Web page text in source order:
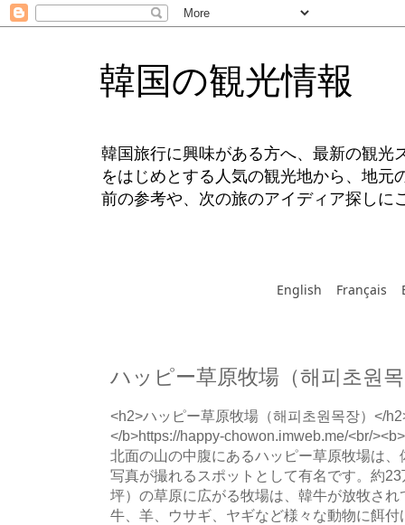
韓国の観光情報
韓国旅行に興味がある方へ、最新の観光
をはじめとする人気の観光地から、地
前の参考や、次の旅のアイディア探しに
English Français
ハッピー草原牧場（해피초원
<h2>ハッピー草原牧場（해피초원목장）</
</b>https://happy-chowon.imweb.me/<br/
北面の山の中腹にあるハッピー草原牧場は
写真が撮れるスポットとして有名です。約
坪）の草原に広がる牧場は、韓牛が放牧さ
牛、羊、ウサギ、ヤギなど様々な動物に餌